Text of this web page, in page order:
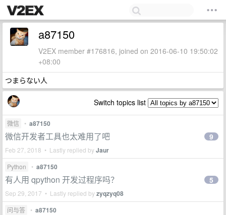
a87150
V2EX member #176816, joined on 2016-06-10 19:50:02
+08:00
つまらない人
Switch topics list
微信 • a87150
微信开发者工具也太难用了吧
Feb 27, 2018 • Lastly replied byJaur
9
Python • a87150
有人用 qpython 开发过程序吗？
Sep 29, 2017 • Lastly replied byzyqzyq08
5
问与答 • a87150